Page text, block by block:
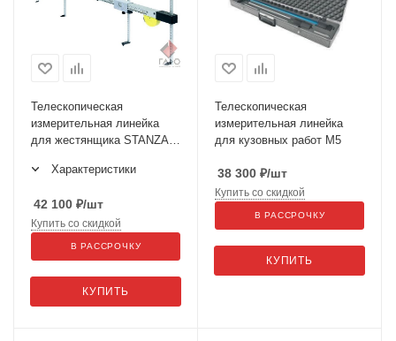
Телескопическая
измерительная линейка
для жестянщика STANZANI
Характеристики
42 100 ₽/шт
КУПИТЬ
Купить со скидкой
В РАССРОЧКУ
Телескопическая
измерительная линейка
для кузовных работ M5
38 300 ₽/шт
КУПИТЬ
Купить со скидкой
В РАССРОЧКУ